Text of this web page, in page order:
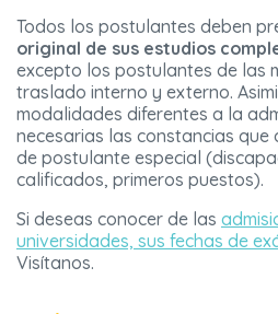
Todos los postulantes deben
original de sus estudios
excepto los postulantes de las
traslado interno y externo.
modalidades diferentes a la
necesarias las constancias que
de postulante especial
calificados, primeros puestos).
Si deseas conocer de las
universidades, sus fechas de
Visítanos.